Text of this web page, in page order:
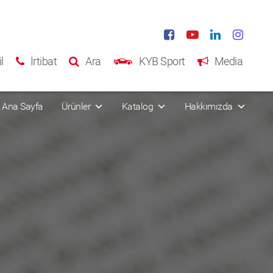
İrtibat Ara KYB Sport Media
Ana Sayfa Ürünler Katalog Hakkımızda